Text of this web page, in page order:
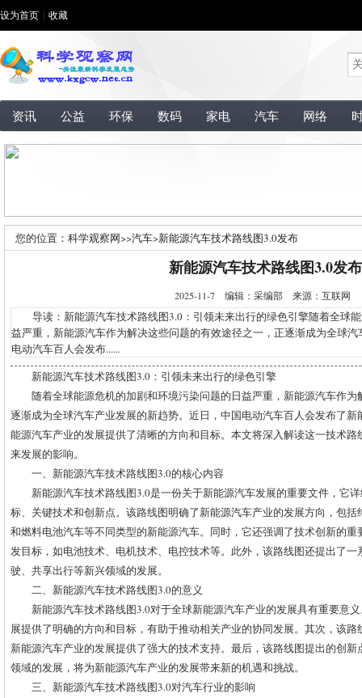
设为首页 收藏
资讯 公益 环保 数码 家电 汽车 网络
您的位置： 科学观察网>>汽车>新能源汽车技术路线图3.0发布
新能源汽车技术路线图3.0发布
2025-11-7 编辑：采编部 来源：互联网
导读：新能源汽车技术路线图3.0：引领未来出行的绿色引擎随着全球
益严重，新能源汽车作为解决这些问题的有效途径之一，正逐渐成为全球
电动汽车百人会发布......
新能源汽车技术路线图3.0：引领未来出行的绿色引擎
随着全球能源危机的加剧和环境污染问题的日益严重，新能源汽车作
逐渐成为全球汽车产业发展的新趋势。近日，中国电动汽车百人会发布了
能源汽车产业的发展提供了清晰的方向和目标。本文将深入解读这一技术
来发展的影响。
一、新能源汽车技术路线图3.0的核心内容
新能源汽车技术路线图3.0是一份关于新能源汽车发展的重要文件，它
标、关键技术和创新点。该路线图明确了新能源汽车产业的发展方向，包
和燃料电池汽车等不同类型的新能源汽车。同时，它还强调了技术创新的
发目标，如电池技术、电机技术、电控技术等。此外，该路线图还提出了
驶、共享出行等新兴领域的发展。
二、新能源汽车技术路线图3.0的意义
新能源汽车技术路线图3.0对于全球新能源汽车产业的发展具有重要意
展提供了明确的方向和目标，有助于推动相关产业的协同发展。其次，该
新能源汽车产业的发展提供了强大的技术支持。最后，该路线图提出的创
领域的发展，将为新能源汽车产业的发展带来新的机遇和挑战。
三、新能源汽车技术路线图3.0对汽车行业的影响